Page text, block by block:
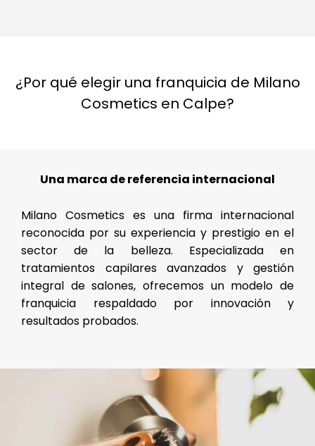
¿Por qué elegir una franquicia de Milano
Cosmetics en Calpe?
Una marca de referencia internacional
Milano Cosmetics es una firma internacional
reconocida por su experiencia y prestigio en el
sector de la belleza. Especializada en
tratamientos capilares avanzados y gestión
integral de salones, ofrecemos un modelo de
franquicia respaldado por innovación y
resultados probados.